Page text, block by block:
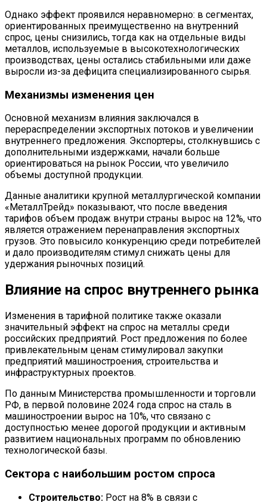
Однако эффект проявился неравномерно: в сегментах,
ориентированных преимущественно на внутренний
спрос, цены снизились, тогда как на отдельные виды
металлов, используемые в высокотехнологических
производствах, цены остались стабильными или даже
выросли из-за дефицита специализированного сырья.
Механизмы изменения цен
Основной механизм влияния заключался в
перераспределении экспортных потоков и увеличении
внутреннего предложения. Экспортеры, столкнувшись с
дополнительными издержками, начали больше
ориентироваться на рынок России, что увеличило
объемы доступной продукции.
Данные аналитики крупной металлургической компании
«МеталлТрейд» показывают, что после введения
тарифов объем продаж внутри страны вырос на 12%, что
является отражением перенаправления экспортных
грузов. Это повысило конкуренцию среди потребителей
и дало производителям стимул снижать цены для
удержания рыночных позиций.
Влияние на спрос внутреннего рынка
Изменения в тарифной политике также оказали
значительный эффект на спрос на металлы среди
российских предприятий. Рост предложения по более
привлекательным ценам стимулировал закупки
предприятий машиностроения, строительства и
инфраструктурных проектов.
По данным Министерства промышленности и торговли
РФ, в первой половине 2024 года спрос на сталь в
машиностроении вырос на 10%, что связано с
доступностью менее дорогой продукции и активным
развитием национальных программ по обновлению
технологической базы.
Сектора с наибольшим ростом спроса
Строительство: Рост на 8% в связи с